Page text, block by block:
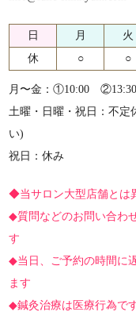
日 月 火
休
○ ○
月〜金：①10:00 ②13:30
土曜・日曜・祝日：不
い)
祝日：休み
◆当サロン大型店舗とは
◆質問などのお問い合わ
す
◆当日、ご予約の時間に
ます
◆鍼灸治療は医療行為で